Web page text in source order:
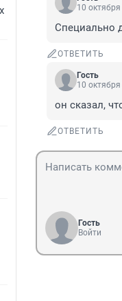
10
Специально
ОТВЕТИТЬ
Гость
10 октября
он сказал,
ОТВЕТИТЬ
Гость
Войти